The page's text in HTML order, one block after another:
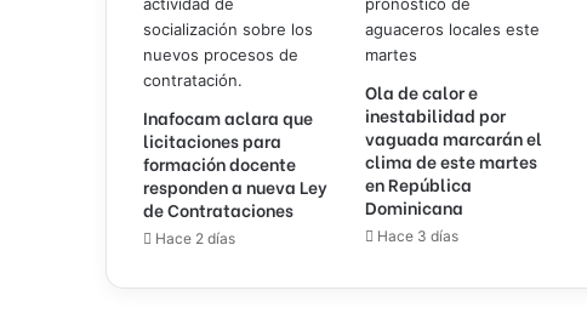
Inafocam aclara que
licitaciones para
formación docente
responden a nueva Ley
de Contrataciones
Hace 2 días
Ola de calor e
inestabilidad por
vaguada marcarán el
clima de este martes
en República
Dominicana
Hace 3 días